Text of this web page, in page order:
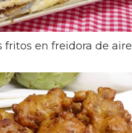
fritos en freidora de aire